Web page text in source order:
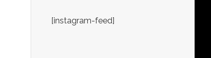
[instagram-feed]